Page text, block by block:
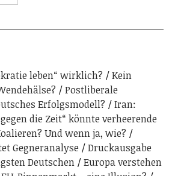
leben“ wirklich?
Kein
Postliberale
Erfolgsmodell?
Iran:
die Zeit“ könnte verheerende
Und wenn ja, wie?
Gegneranalyse
Druckausgabe
Deutschen
Europa verstehen